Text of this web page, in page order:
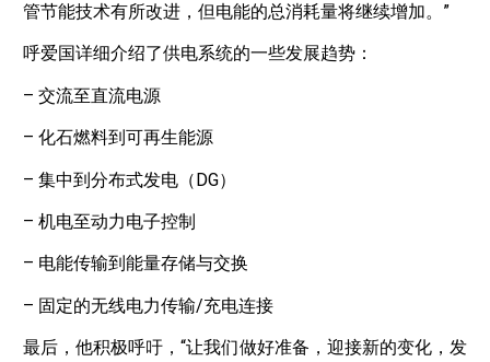
管节能技术有所改进，但电能的总消耗量将继续增加。”
呼爱国详细介绍了供电系统的一些发展趋势：
– 交流至直流电源
– 化石燃料到可再生能源
– 集中到分布式发电（DG）
– 机电至动力电子控制
– 电能传输到能量存储与交换
– 固定的无线电力传输/充电连接
最后，他积极呼吁，“让我们做好准备，迎接新的变化，发